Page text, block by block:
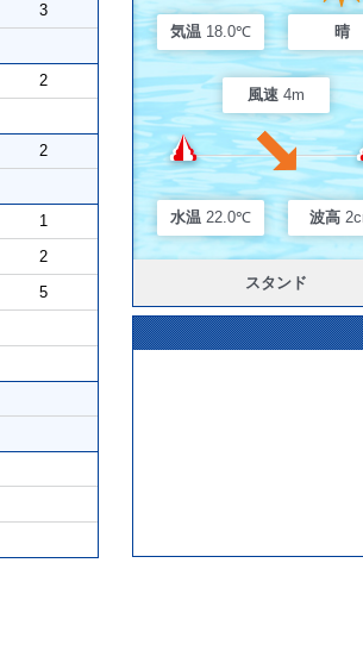
3
2
2
1
2
5
気温 18.0℃ 晴
風速 4m
水温 22.0℃ 波高
スタンド